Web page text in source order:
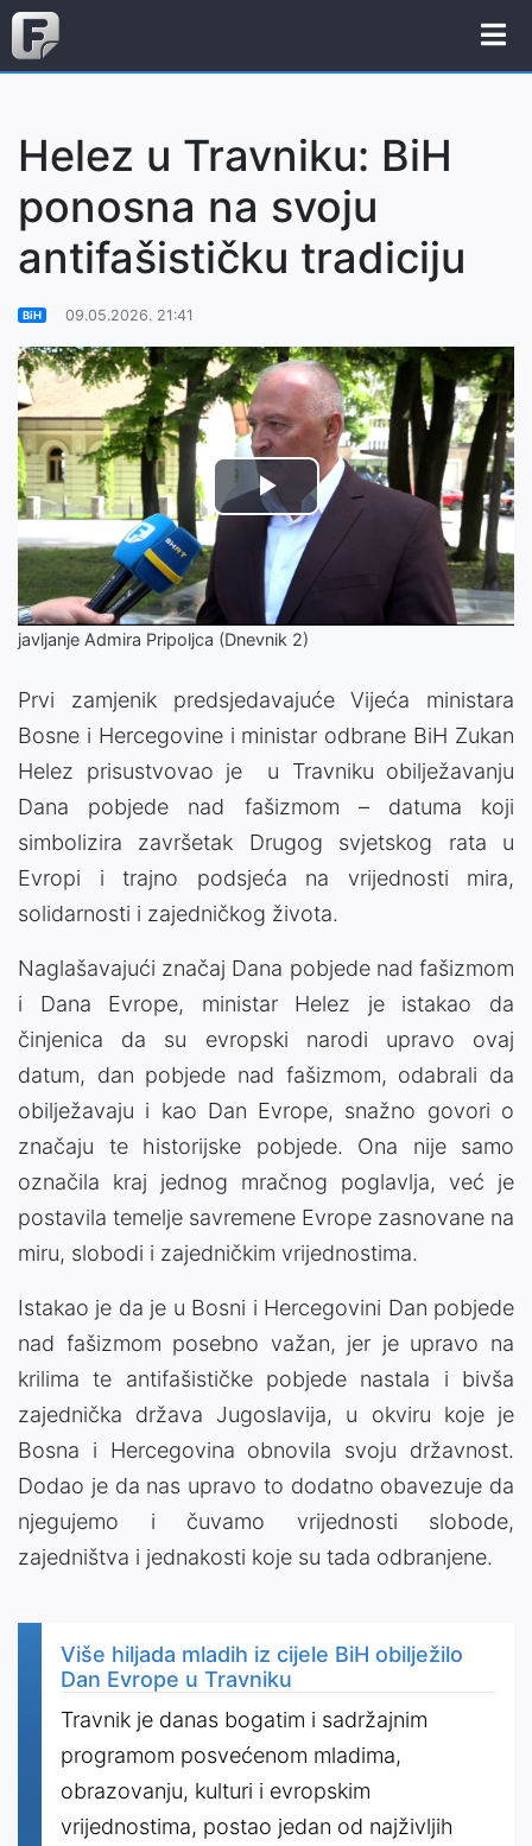
Helez u Travniku: BiH
ponosna na svoju
antifašističku tradiciju
BiH 09.05.2026. 21:41
Play
Video
javljanje Admira Pripoljca (Dnevnik 2)
Prvi zamjenik predsjedavajuće Vijeća ministara
Bosne i Hercegovine i ministar odbrane BiH Zukan
Helez prisustvovao je u Travniku obilježavanju
Dana pobjede nad fašizmom – datuma koji
simbolizira završetak Drugog svjetskog rata u
Evropi i trajno podsjeća na vrijednosti mira,
solidarnosti i zajedničkog života.
Naglašavajući značaj Dana pobjede nad fašizmom
i Dana Evrope, ministar Helez je istakao da
činjenica da su evropski narodi upravo ovaj
datum, dan pobjede nad fašizmom, odabrali da
obilježavaju i kao Dan Evrope, snažno govori o
značaju te historijske pobjede. Ona nije samo
označila kraj jednog mračnog poglavlja, već je
postavila temelje savremene Evrope zasnovane na
miru, slobodi i zajedničkim vrijednostima.
Istakao je da je u Bosni i Hercegovini Dan pobjede
nad fašizmom posebno važan, jer je upravo na
krilima te antifašističke pobjede nastala i bivša
zajednička država Jugoslavija, u okviru koje je
Bosna i Hercegovina obnovila svoju državnost.
Dodao je da nas upravo to dodatno obavezuje da
njegujemo i čuvamo vrijednosti slobode,
zajedništva i jednakosti koje su tada odbranjene.
Više hiljada mladih iz cijele BiH obilježilo
Dan Evrope u Travniku
Travnik je danas bogatim i sadržajnim
programom posvećenom mladima,
obrazovanju, kulturi i evropskim
vrijednostima, postao jedan od najživljih